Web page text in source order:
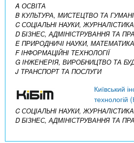
A ОСВІТА
B КУЛЬТУРА, МИСТЕЦТВО ТА
C СОЦІАЛЬНІ НАУКИ,
D БІЗНЕС, АДМІНІСТРУВАННЯ ТА
E ПРИРОДНИЧІ НАУКИ,
F ІНФОРМАЦІЙНІ ТЕХНОЛОГІЇ
G ІНЖЕНЕРІЯ, ВИРОБНИЦТВО ТА
J ТРАНСПОРТ ТА ПОСЛУГИ
Київський
технологій
C СОЦІАЛЬНІ НАУКИ,
D БІЗНЕС, АДМІНІСТРУВАННЯ ТА